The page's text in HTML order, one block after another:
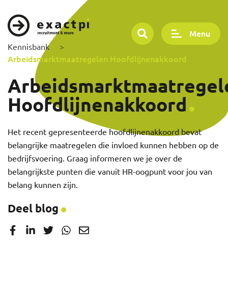
Menu
Kennisbank >
Arbeidsmarktmaatregelen Hoofdlijnenakkoord
Hoofdlijnenakkoord
Het recent gepresenteerde hoofdlijnenakkoord bevat
belangrijke maatregelen die invloed kunnen hebben op de
bedrijfsvoering. Graag informeren we je over de
belangrijkste punten die vanuit HR-oogpunt voor jou van
belang kunnen zijn.
Deel blog